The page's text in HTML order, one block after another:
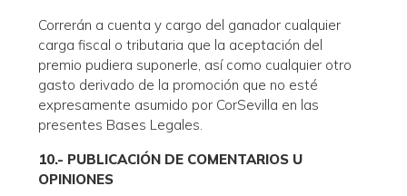
Correrán a cuenta y cargo del ganador cualquier
carga fiscal o tributaria que la aceptación del
premio pudiera suponerle, así como cualquier otro
gasto derivado de la promoción que no esté
expresamente asumido por CorSevilla en las
presentes Bases Legales.
10.- PUBLICACIÓN DE COMENTARIOS U
OPINIONES